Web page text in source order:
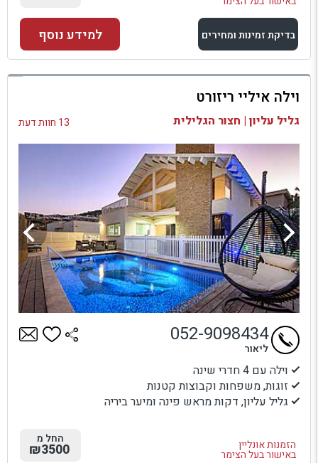
בדיקת זמינות ומחירים
למתחם זה
בדיקת זמינות ומחירים
למידע נוסף
וילה איליי ריזורט
גליל עליון | חצור הגלילית 13 חוות דעת
וילה עם 4 חדרי שינה
זוגות, משפחות וקבוצות קטנות
גליל עליון, דקות מראש פינה ומיער ביריה
הזמנות אונליין
באישור בעל הצימר
052-9098434
ליאור
החל מ
₪3500